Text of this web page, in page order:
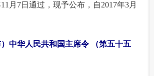
月7日通过，现予公布，自2017年3月
）中华人民共和国主席令 （第五十五